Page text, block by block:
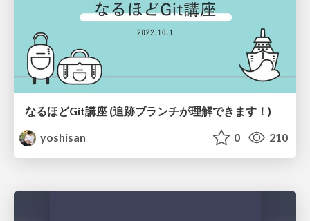
なるほどGit講座 (追跡ブランチが理解できます！)
yoshisan
0 210